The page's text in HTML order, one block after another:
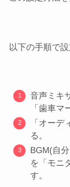
以下の手順で
音声ミキ
「歯車マ
「オー
る。
BGM(自
を「モニ
す。